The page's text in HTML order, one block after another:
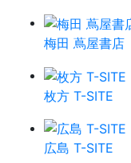
梅田 蔦屋書店
枚方 T-SITE
広島 T-SITE